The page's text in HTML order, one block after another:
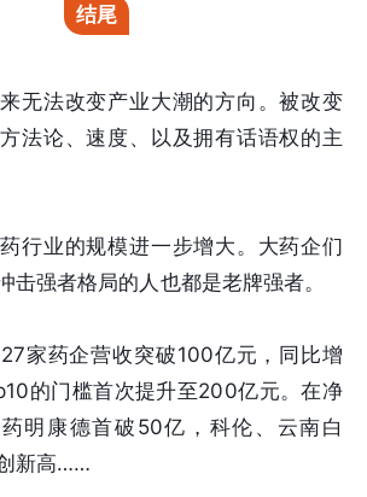
结尾
无法改变产业大潮的方向。被改变
法论、速度、以及拥有话语权的主
药行业的规模进一步增大。大药企们
击强者格局的人也都是老牌强者。
家药企营收突破100亿元，同比增
的门槛首次提升至200亿元。在净
明康德首破50亿，科伦、云南白
新高……